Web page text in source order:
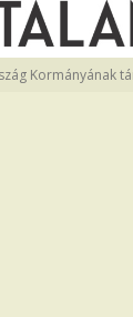
Kormányának